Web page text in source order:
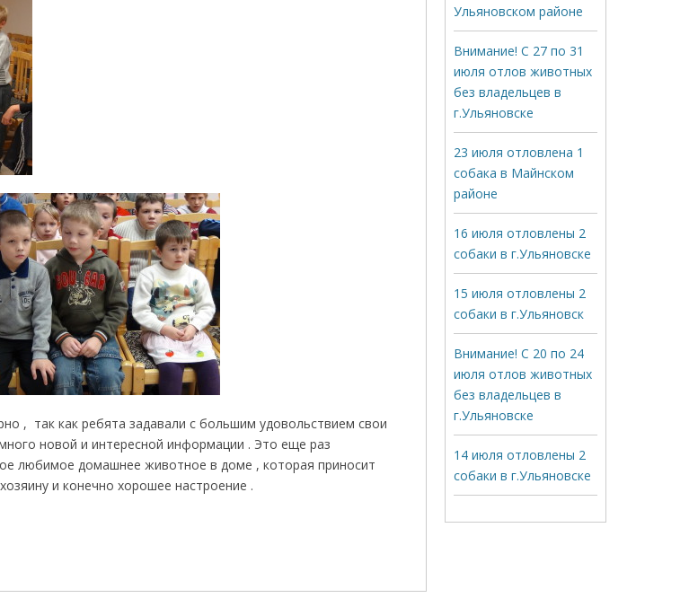
, так как ребята задавали с большим удовольствием свои
новой и интересной информации . Это еще раз
любимое домашнее животное в доме , которая приносит
и конечно хорошее настроение .
Ульяновском районе
Внимание! С 27 по 31
июля отлов животных
без владельцев в
г.Ульяновске
23 июля отловлена 1
собака в Майнском
районе
16 июля отловлены 2
собаки в г.Ульяновске
15 июля отловлены 2
собаки в г.Ульяновск
Внимание! С 20 по 24
июля отлов животных
без владельцев в
г.Ульяновске
14 июля отловлены 2
собаки в г.Ульяновске